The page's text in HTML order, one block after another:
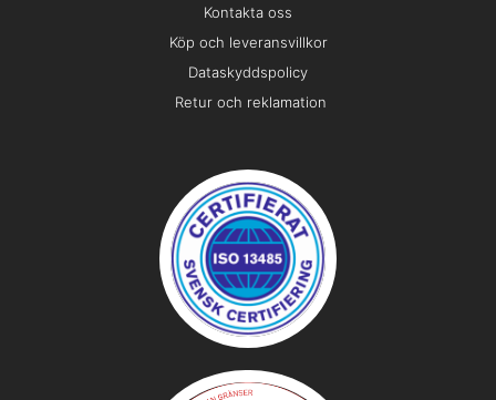
Kontakta oss
Köp och leveransvillkor
Dataskyddspolicy
Retur och reklamation